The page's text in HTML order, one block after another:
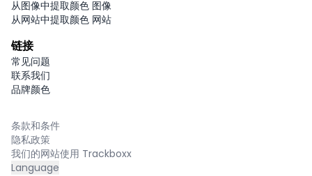
从图像中提取颜色 图像
从网站中提取颜色 网站
链接
常见问题
联系我们
品牌颜色
条款和条件
隐私政策
我们的网站使用 Trackboxx
Language